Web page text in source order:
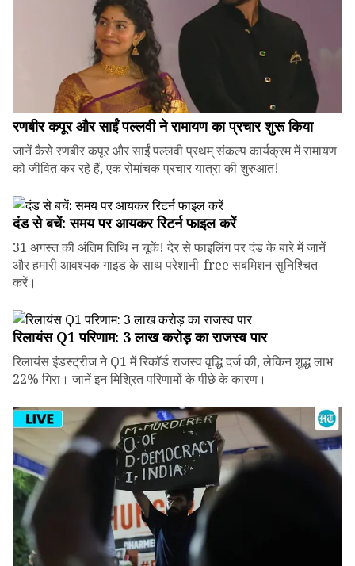
रणबीर कपूर और साईं पल्लवी ने रामायण का प्रचार शुरू किया
जानें कैसे रणबीर कपूर और साईं पल्लवी प्रथम् संकल्प कार्यक्रम में रामायण
को जीवित कर रहे हैं, एक रोमांचक प्रचार यात्रा की शुरुआत!
दंड से बचें: समय पर आयकर रिटर्न फाइल करें
31 अगस्त की अंतिम तिथि न चूकें! देर से फाइलिंग पर दंड के बारे में जानें
और हमारी आवश्यक गाइड के साथ परेशानी-free सबमिशन सुनिश्चित
करें।
रिलायंस Q1 परिणाम: ₹3 लाख करोड़ का राजस्व पार
रिलायंस इंडस्ट्रीज ने Q1 में रिकॉर्ड राजस्व वृद्धि दर्ज की, लेकिन शुद्ध लाभ
22% गिरा। जानें इन मिश्रित परिणामों के पीछे के कारण।